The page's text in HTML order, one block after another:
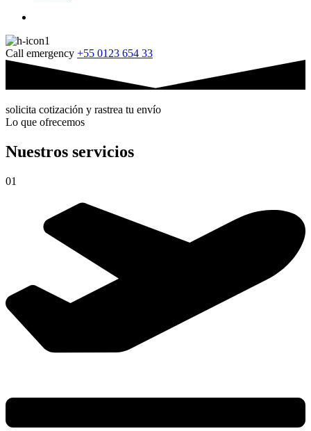
Call emergency +55 0123 654 33
solicita cotización y rastrea tu envío
Lo que ofrecemos
Nuestros servicios
01